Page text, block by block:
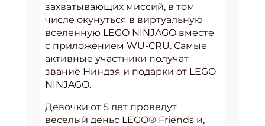
захватывающих миссий, в том
числе окунуться в виртуальную
вселенную LEGO NINJAGO вместе
с приложением WU-CRU. Самые
активные участники получат
звание Ниндзя и подарки от LEGO
NINJAGO.
Девочки от 5 лет проведут
веселый деньс LEGO® Friends и,